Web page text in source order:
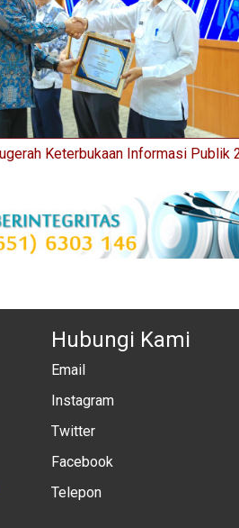
Keterbukaan Informasi Publik
Hubungi Kami
Email
Instagram
Twitter
Facebook
Telepon